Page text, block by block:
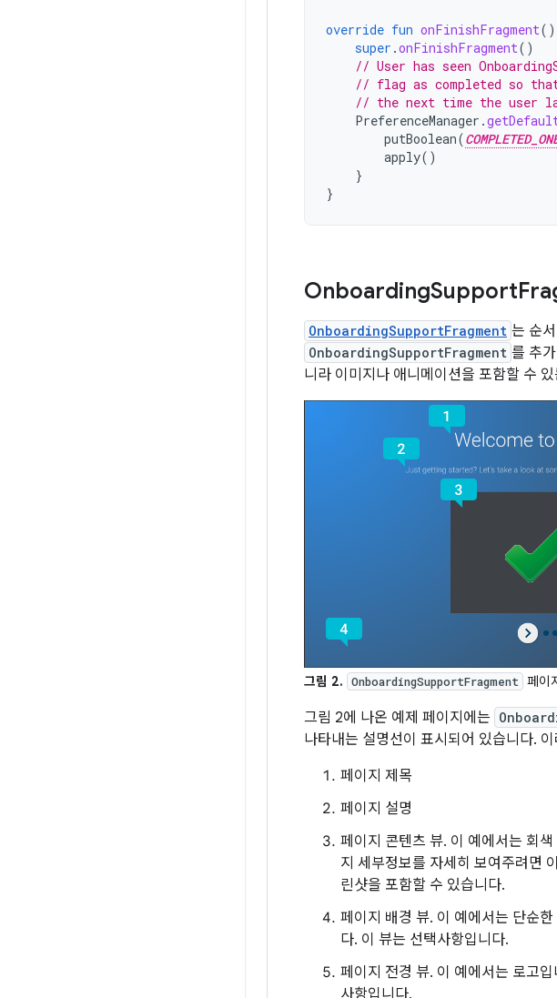
override fun onFinishFragment()
super .onFinishFragment()
// User has seen
// flag as completed so that
// the next time the user
PreferenceManager .
putBoolean(
apply()
}
}
OnboardingSupport
OnboardingSupportFragment 는 순
OnboardingSupportFragment 를 추
니라 이미지나 애니메이션을 포함할 수
그림 2. OnboardingSupportFragment 페이
그림 2에 나온 예제 페이지에는
나타내는 설명선이 표시되어 있습니다.
페이지 제목
페이지 설명
페이지 콘텐츠 뷰. 이 예에서는 회
지 세부정보를 자세히 보여주려면
린샷을 포함할 수 있습니다.
페이지 배경 뷰. 이 예에서는 단순
다. 이 뷰는 선택사항입니다.
페이지 전경 뷰. 이 예에서는 로고
사항입니다.